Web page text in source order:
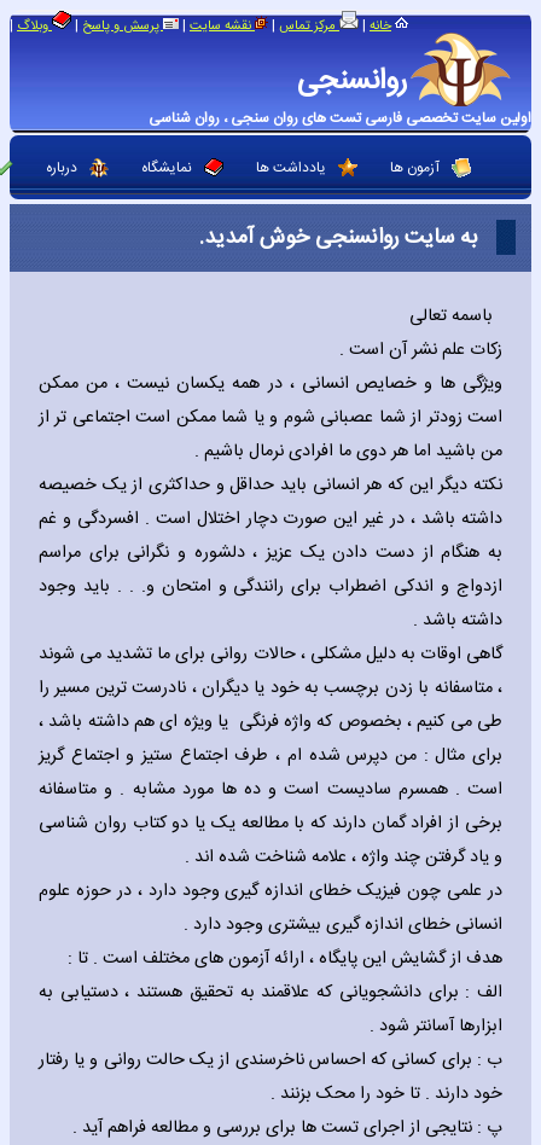
روانسنجی
اولین سایت تخصصی فارسی تست های روان سنجی ، روان شناسی
خانه | مرکز تماس | نقشه سایت | پرسش و پاسخ | وبلاگ |
آزمون ها یادداشت ها نمایشگاه درباره
به سایت روانسنجی خوش آمدید.
باسمه تعالی
زکات علم نشر آن است .
ویژگی ها و خصایص انسانی ، در همه یکسان نیست ، من ممکن
است زودتر از شما عصبانی شوم و یا شما ممکن است اجتماعی تر از
من باشید اما هر دوی ما افرادی نرمال باشیم .
نکته دیگر این که هر انسانی باید حداقل و حداکثری از یک خصیصه
داشته باشد ، در غیر این صورت دچار اختلال است . افسردگی و غم
به هنگام از دست دادن یک عزیز ، دلشوره و نگرانی برای مراسم
ازدواج و اندکی اضطراب برای رانندگی و امتحان و. . . باید وجود
داشته باشد .
گاهی اوقات به دلیل مشکلی ، حالات روانی برای ما تشدید می شوند
، متاسفانه با زدن برچسب به خود یا دیگران ، نادرست ترین مسیر را
طی می کنیم ، بخصوص که واژه فرنگی یا ویژه ای هم داشته باشد ،
برای مثال : من دپرس شده ام ، طرف اجتماع ستیز و اجتماع گریز
است . همسرم سادیست است و ده ها مورد مشابه . و متاسفانه
برخی از افراد گمان دارند که با مطالعه یک یا دو کتاب روان شناسی
و یاد گرفتن چند واژه ، علامه شناخت شده اند .
در علمی چون فیزیک خطای اندازه گیری وجود دارد ، در حوزه علوم
انسانی خطای اندازه گیری بیشتری وجود دارد .
هدف از گشایش این پایگاه ، ارائه آزمون های مختلف است . تا :
الف : برای دانشجویانی که علاقمند به تحقیق هستند ، دستیابی به
ابزارها آسانتر شود .
ب : برای کسانی که احساس ناخرسندی از یک حالت روانی و یا رفتار
خود دارند . تا خود را محک بزنند .
پ : نتایجی از اجرای تست ها برای بررسی و مطالعه فراهم آید .